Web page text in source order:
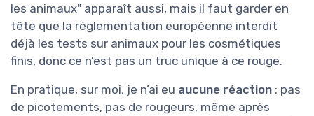
les animaux" apparaît aussi, mais il faut garder en
tête que la réglementation européenne interdit
déjà les tests sur animaux pour les cosmétiques
finis, donc ce n’est pas un truc unique à ce rouge.
En pratique, sur moi, je n’ai eu aucune réaction : pas
de picotements, pas de rougeurs, même après